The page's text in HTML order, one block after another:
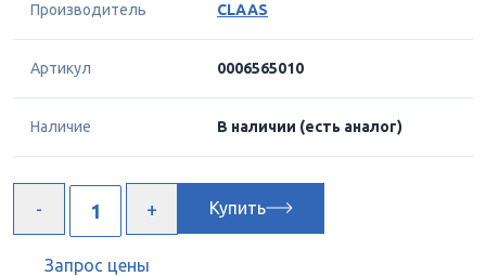
Производитель CLAAS
Артикул 0006565010
Наличие В наличии (есть аналог)
Купить
Запрос цены